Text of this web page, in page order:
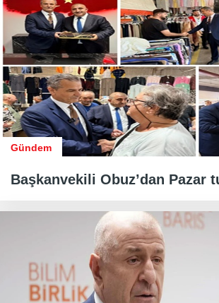
Gündem
Başkanvekili Obuz’dan Pazar